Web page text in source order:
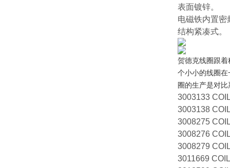
表面镀锌。
电磁铁内置密
结构紧凑式。
贺德克线圈跟
个小小的线圈
圈的生产是对
3003133
3003138
3008275
3008276
3008279
3011669